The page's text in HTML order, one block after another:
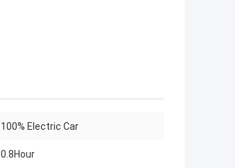
100% Electric Car
0.8Hour